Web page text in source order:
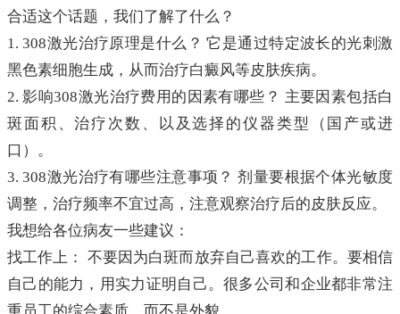
合适这个话题，我们了解了什么？
1. 308激光治疗原理是什么？ 它是通过特定波长的光刺激
黑色素细胞生成，从而治疗白癜风等皮肤疾病。
2. 影响308激光治疗费用的因素有哪些？ 主要因素包括白
斑面积、治疗次数、以及选择的仪器类型（国产或进
口）。
3. 308激光治疗有哪些注意事项？ 剂量要根据个体光敏度
调整，治疗频率不宜过高，注意观察治疗后的皮肤反应。
我想给各位病友一些建议：
找工作上： 不要因为白斑而放弃自己喜欢的工作。要相信
自己的能力，用实力证明自己。很多公司和企业都非常注